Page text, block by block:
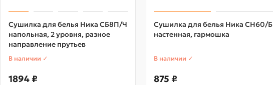
Сушилка для белья Ника СБ8П/Ч
напольная, 2 уровня, разное
направление прутьев
В наличии ✓
1894 ₽
Сушилка для белья Ника СН60/Б
настенная, гармошка
В наличии ✓
875 ₽